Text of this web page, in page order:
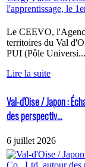
Le CEEVO,
territoires du Val
PUI (Pôle Universi...
Lire la suite
Val-d'Oise / Japon :
des perspectiv...
6 juillet 2026